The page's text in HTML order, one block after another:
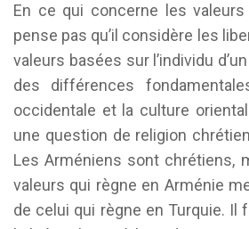
En ce qui concerne les
pense pas qu’il considère les
valeurs basées sur l’individu
des différences
occidentale et la culture
une question de religion
Les Arméniens sont chrétiens,
valeurs qui règne en Arménie
de celui qui règne en Turquie. Il